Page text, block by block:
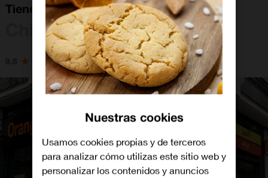
Tienda Orange Chiva
Chiva
Nuestras cookies
Usamos cookies propias y de terceros
para analizar cómo utilizas este sitio web y
personalizar los contenidos y anuncios